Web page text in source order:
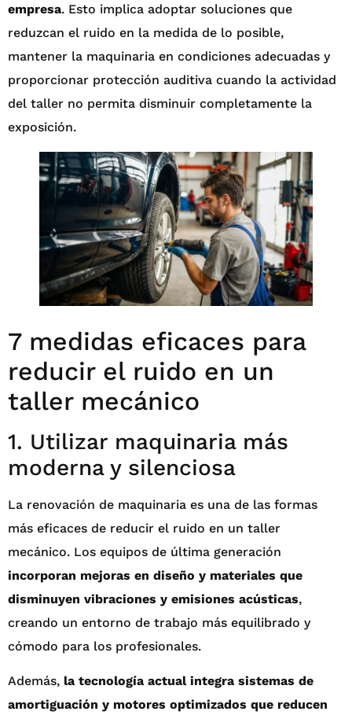
empresa. Esto implica adoptar soluciones que
reduzcan el ruido en la medida de lo posible,
mantener la maquinaria en condiciones adecuadas y
proporcionar protección auditiva cuando la actividad
del taller no permita disminuir completamente la
exposición.
7 medidas eficaces para
reducir el ruido en un
taller mecánico
1. Utilizar maquinaria más
moderna y silenciosa
La renovación de maquinaria es una de las formas
más eficaces de reducir el ruido en un taller
mecánico. Los equipos de última generación
incorporan mejoras en diseño y materiales que
disminuyen vibraciones y emisiones acústicas,
creando un entorno de trabajo más equilibrado y
cómodo para los profesionales.
Además, la tecnología actual integra sistemas de
amortiguación y motores optimizados que reducen